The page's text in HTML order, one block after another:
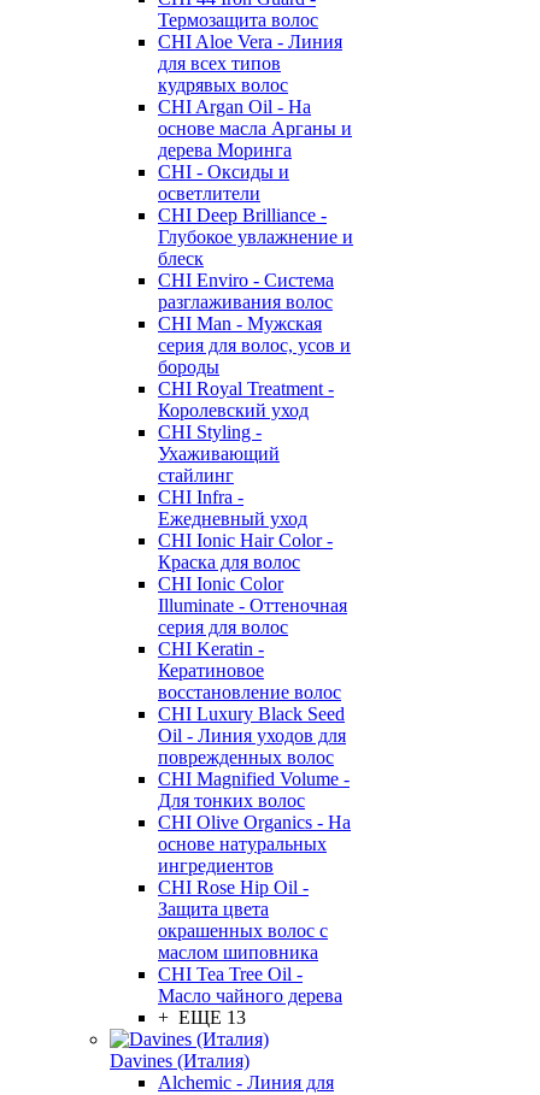
Термозащита волос
CHI Aloe Vera - Линия
для всех типов
кудрявых волос
CHI Argan Oil - На
основе масла Арганы и
дерева Моринга
CHI - Оксиды и
осветлители
CHI Deep Brilliance -
Глубокое увлажнение и
блеск
CHI Enviro - Система
разглаживания волос
CHI Man - Мужская
серия для волос, усов и
бороды
CHI Royal Treatment -
Королевский уход
CHI Styling -
Ухаживающий
стайлинг
CHI Infra -
Ежедневный уход
CHI Ionic Hair Color -
Краска для волос
CHI Ionic Color
Illuminate - Оттеночная
серия для волос
CHI Keratin -
Кератиновое
восстановление волос
CHI Luxury Black Seed
Oil - Линия уходов для
поврежденных волос
CHI Magnified Volume -
Для тонких волос
CHI Olive Organics - На
основе натуральных
ингредиентов
CHI Rose Hip Oil -
Защита цвета
окрашенных волос с
маслом шиповника
CHI Tea Tree Oil -
Масло чайного дерева
+ ЕЩЕ 13
Davines (Италия)
Alchemic - Линия для